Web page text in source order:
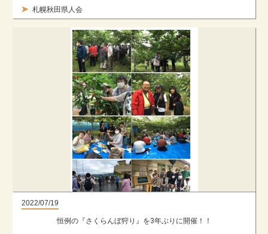
札幌秋田県人会
2022/07/19
恒例の『さくらんぼ狩り』を3年ぶりに開催！！